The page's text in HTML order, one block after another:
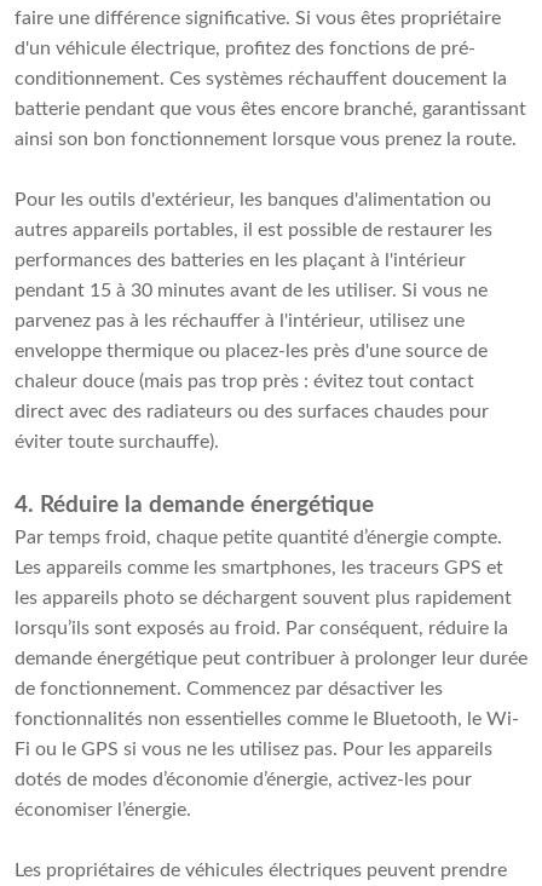
faire une différence significative. Si vous êtes propriétaire
d'un véhicule électrique, profitez des fonctions de pré-
conditionnement. Ces systèmes réchauffent doucement la
batterie pendant que vous êtes encore branché, garantissant
ainsi son bon fonctionnement lorsque vous prenez la route.
Pour les outils d'extérieur, les banques d'alimentation ou
autres appareils portables, il est possible de restaurer les
performances des batteries en les plaçant à l'intérieur
pendant 15 à 30 minutes avant de les utiliser. Si vous ne
parvenez pas à les réchauffer à l'intérieur, utilisez une
enveloppe thermique ou placez-les près d'une source de
chaleur douce (mais pas trop près : évitez tout contact
direct avec des radiateurs ou des surfaces chaudes pour
éviter toute surchauffe).
4. Réduire la demande énergétique
Par temps froid, chaque petite quantité d’énergie compte.
Les appareils comme les smartphones, les traceurs GPS et
les appareils photo se déchargent souvent plus rapidement
lorsqu’ils sont exposés au froid. Par conséquent, réduire la
demande énergétique peut contribuer à prolonger leur durée
de fonctionnement. Commencez par désactiver les
fonctionnalités non essentielles comme le Bluetooth, le Wi-
Fi ou le GPS si vous ne les utilisez pas. Pour les appareils
dotés de modes d’économie d’énergie, activez-les pour
économiser l’énergie.
Les propriétaires de véhicules électriques peuvent prendre